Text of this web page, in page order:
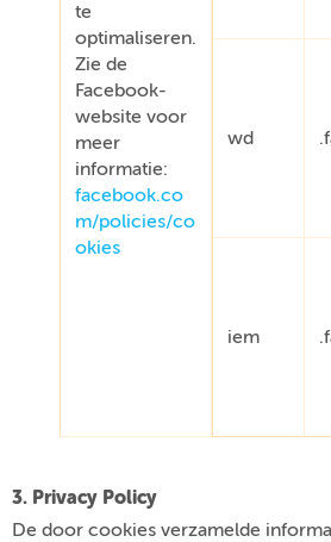
te
optimaliseren.
Zie de
Facebook-
website voor
meer
informatie:
facebook.co
m/policies/co
okies
wd
iem
3. Privacy Policy
De door cookies verzamelde